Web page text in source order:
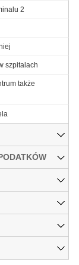
2
szpitalach
także